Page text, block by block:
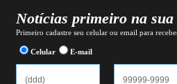
Notícias primeiro na sua
Primeiro cadastre seu celular ou email para
Celular E-mail